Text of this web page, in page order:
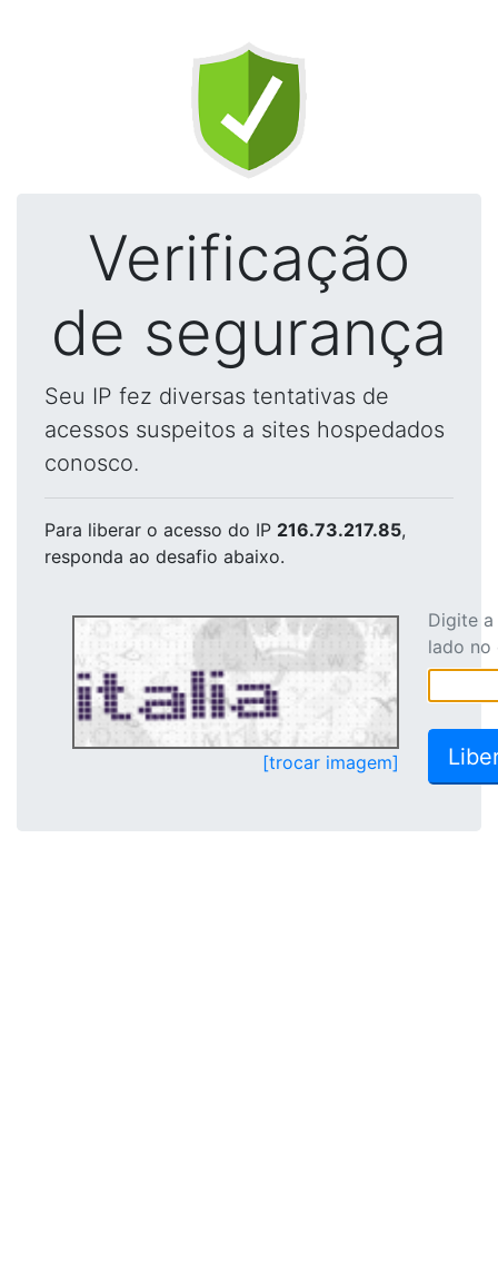
Verificação
de segurança
Seu IP fez diversas tentativas de
acessos suspeitos a sites hospedados
conosco.
Para liberar o acesso do IP 216.73.217.85,
responda ao desafio abaixo.
[trocar imagem]
Digite
lado no